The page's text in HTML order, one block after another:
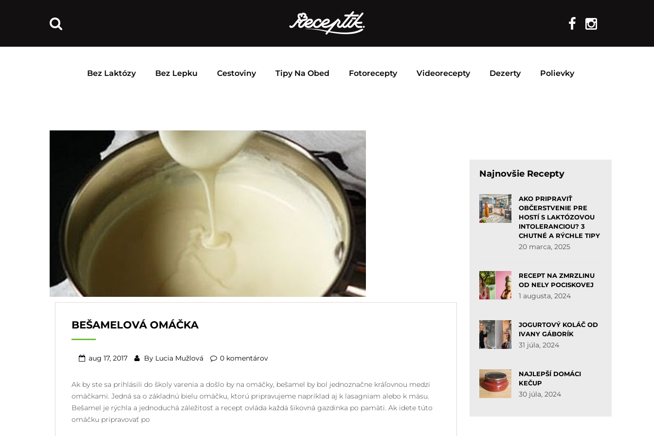
Bez Laktózy Bez Lepku Cestoviny Tipy Na Obed Fotorecepty Videorecepty Dezerty Polievky
BEŠAMELOVÁ OMÁČKA
aug 17, 2017 By Lucia Mužlová 0 komentárov
Ak by ste sa prihlásili do školy varenia a došlo by na omáčky, bešamel by bol jednoznačne kráľovnou medzi
omáčkami. Jedná sa o základnú bielu omáčku, ktorú pripravujeme napríklad aj k lasagniam alebo k mäsu.
Bešamel je rýchla a jednoduchá záležitosť a recept ovláda každá šikovná gazdinka po pamäti. Ak idete túto
omáčku pripravovať po
Najnovšie Recepty
AKO PRIPRAVIŤ
OBČERSTVENIE PRE
HOSTÍ S LAKTÓZOVOU
INTOLERANCIOU? 3
CHUTNÉ A RÝCHLE TIPY
20 marca, 2025
RECEPT NA ZMRZLINU
OD NELY POCISKOVEJ
1 augusta, 2024
JOGURTOVÝ KOLÁČ OD
IVANY GÁBORÍK
31 júla, 2024
NAJLEPŠÍ DOMÁCI
KEČUP
30 júla, 2024